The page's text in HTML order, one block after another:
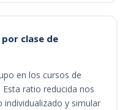
clase de
en los cursos de
ratio reducida nos
y simular